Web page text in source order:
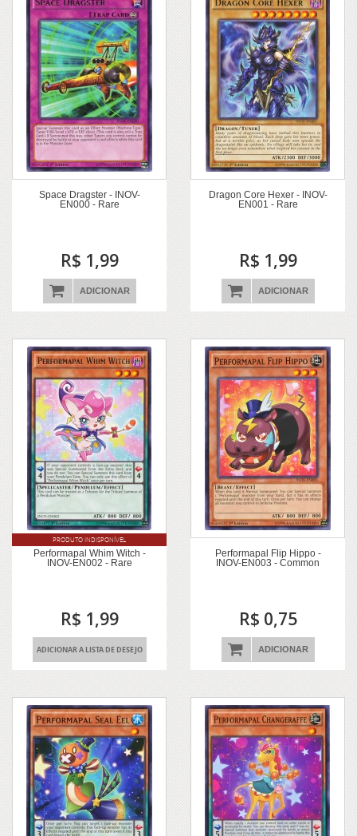
Space Dragster - INOV-
EN000 - Rare
R$ 1,99
ADICIONAR
Dragon Core Hexer - INOV-
EN001 - Rare
R$ 1,99
ADICIONAR
Performapal Whim Witch -
INOV-EN002 - Rare
R$ 1,99
PRODUTO INDISPONÍVEL
ADICIONAR A LISTA DE DESEJO
Performapal Flip Hippo -
INOV-EN003 - Common
R$ 0,75
ADICIONAR